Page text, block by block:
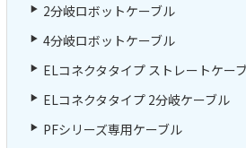
2分岐ロボットケーブル
4分岐ロボットケーブル
ELコネクタタイプ ストレートケー
ELコネクタタイプ 2分岐ケーブル
PFシリーズ専用ケーブル